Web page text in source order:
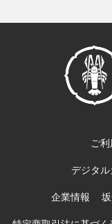
ご利
デジタ
企業情報